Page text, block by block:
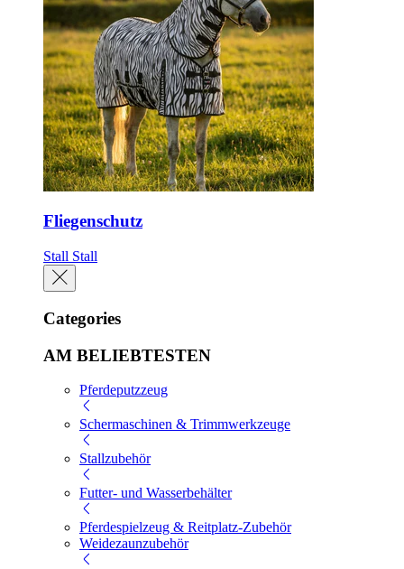
Fliegenschutz
Stall Stall
Categories
AM BELIEBTESTEN
Pferdeputzzeug
Schermaschinen & Trimmwerkzeuge
Stallzubehör
Futter- und Wasserbehälter
Pferdespielzeug & Reitplatz-Zubehör
Weidezaunzubehör